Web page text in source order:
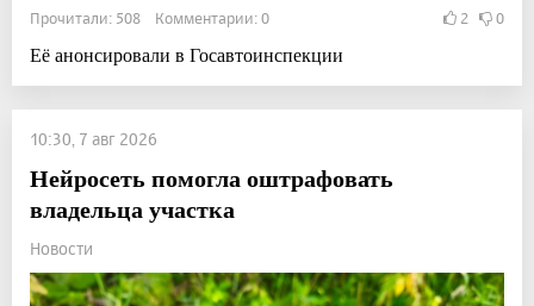
Прочитали: 508 Комментарии: 0 2 0
Её анонсировали в Госавтоинспекции
10:30, 7 авг 2026
Нейросеть помогла оштрафовать
владельца участка
Новости